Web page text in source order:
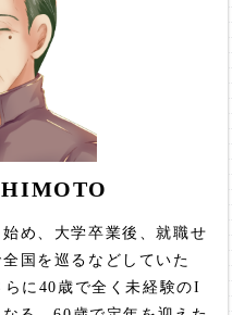
め、大学卒業後、就職せ
国を巡るなどしていた
に40歳で全く未経験のI